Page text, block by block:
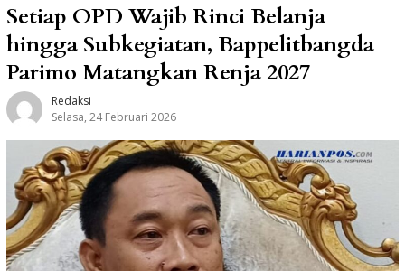
Setiap OPD Wajib Rinci Belanja
hingga Subkegiatan, Bappelitbangda
Parimo Matangkan Renja 2027
Redaksi
Selasa, 24 Februari 2026